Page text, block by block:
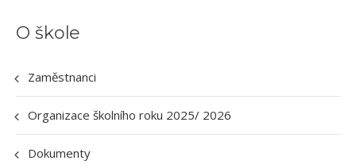
O škole
Zaměstnanci
Organizace školního roku 2025/ 2026
Dokumenty